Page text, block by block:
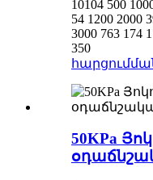
10104 500
54 1200 2000
3000 763 174
350
հարցում
50KPa